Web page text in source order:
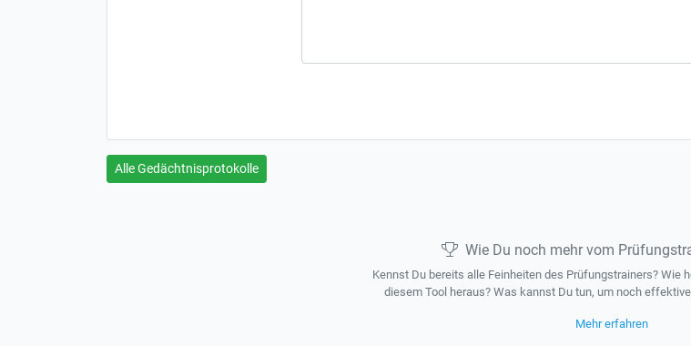
Alle Gedächtnisprotokolle
Wie Du noch mehr vom
Kennst Du bereits alle Feinheiten des Prüfungstrainers? Wie
diesem Tool heraus? Was kannst Du tun, um noch
Mehr erfahren